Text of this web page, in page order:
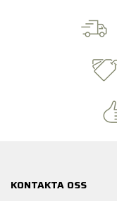
KONTAKTA OSS